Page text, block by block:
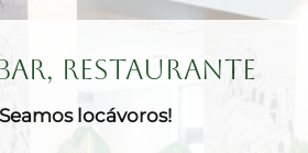
RESTAURANTE
Seamos locávoros!